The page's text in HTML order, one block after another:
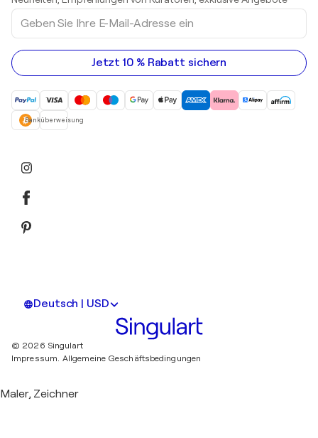
Acrylgemälde
Geben
Sie
Ihre
E-
Mail-
Adresse
Jetzt 10 % Rabatt sichern
Banküberweisung
Deutsch | USD
© 2026 Singulart
Impressum. Allgemeine Geschäftsbedingungen
Maler, Zeichner